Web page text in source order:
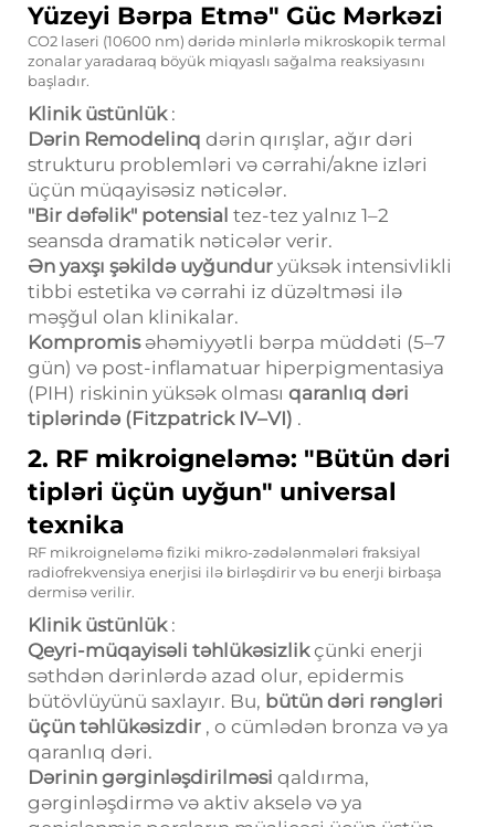
Yüzeyi Bərpa Etmə" Güc Mərkəzi
CO2 laseri (10600 nm) dəridə minlərlə mikroskopik termal
zonalar yaradaraq böyük miqyaslı sağalma reaksiyasını
başladır.
Klinik üstünlük :
Dərin Remodelinq dərin qırışlar, ağır dəri
strukturu problemləri və cərrahi/akne izləri
üçün müqayisəsiz nəticələr.
"Bir dəfəlik" potensial tez-tez yalnız 1–2
seansda dramatik nəticələr verir.
Ən yaxşı şəkildə uyğundur yüksək intensivlikli
tibbi estetika və cərrahi iz düzəltməsi ilə
məşğul olan klinikalar.
Kompromisəhəmiyyətli bərpa müddəti (5–7
gün) və post-inflamatuar hiperpigmentasiya
(PIH) riskinin yüksək olması qaranlıq dəri
tiplərində (Fitzpatrick IV–VI) .
2. RF mikroigneləmə: "Bütün dəri
tipləri üçün uyğun" universal
texnika
RF mikroigneləmə fiziki mikro-zədələnmələri fraksiyal
radiofrekvensiya enerjisi ilə birləşdirir və bu enerji birbaşa
dermisə verilir.
Klinik üstünlük :
Qeyri-müqayisəli təhlükəsizlikçünki enerji
səthdən dərinlərdə azad olur, epidermis
bütövlüyünü saxlayır. Bu, bütün dəri rəngləri
üçün təhlükəsizdir , o cümlədən bronza və ya
qaranlıq dəri.
Dərinin gərginləşdirilməsi qaldırma,
gərginləşdirmə və aktiv akselə və ya